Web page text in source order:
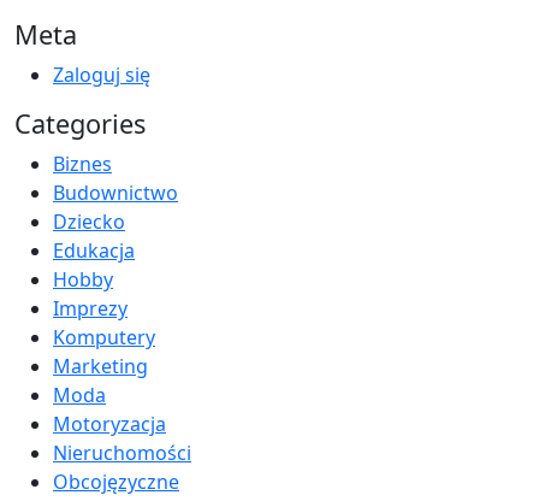
Meta
Zaloguj się
Categories
Biznes
Budownictwo
Dziecko
Edukacja
Hobby
Imprezy
Komputery
Marketing
Moda
Motoryzacja
Nieruchomości
Obcojęzyczne